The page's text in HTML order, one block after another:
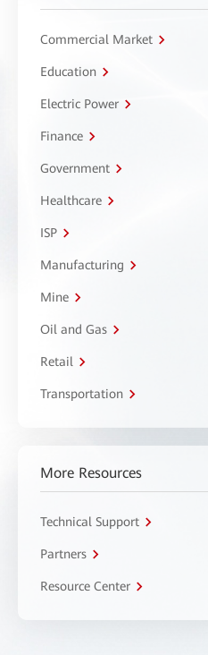
Commercial Market
Education
Electric Power
Finance
Government
Healthcare
ISP
Manufacturing
Mine
Oil and Gas
Retail
Transportation
More Resources
Technical Support
Partners
Resource Center